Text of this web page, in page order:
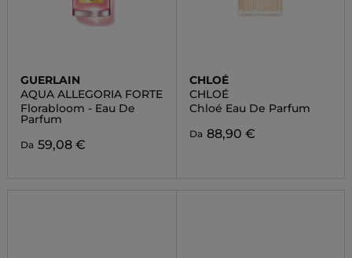
GUERLAIN
AQUA ALLEGORIA FORTE
Florabloom - Eau De
Parfum
Da 59,08 €
CHLOÉ
CHLOÉ
Chloé Eau De Parfum
Da 88,90 €